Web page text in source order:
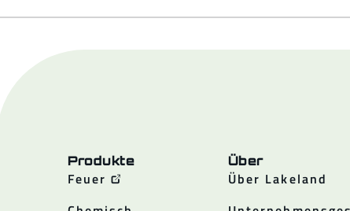
Produkte
Feuer
Über
Über Lakeland